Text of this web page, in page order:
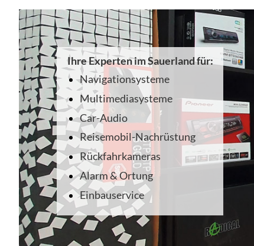
Ihre Experten im Sauerland für:
Navigationsysteme
Multimediasysteme
Car-Audio
Reisemobil-Nachrüstung
Rückfahrkameras
Alarm & Ortung
Einbauservice